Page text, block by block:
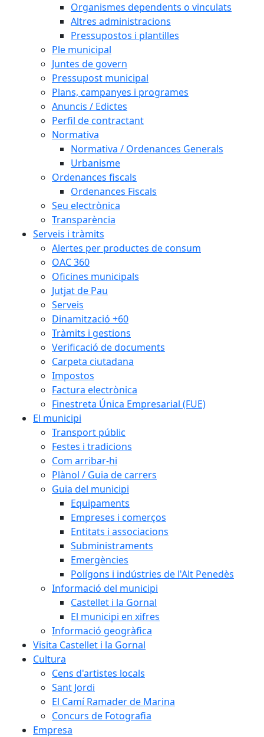
Organismes dependents o vinculats
Altres administracions
Pressupostos i plantilles
Ple municipal
Juntes de govern
Pressupost municipal
Plans, campanyes i programes
Anuncis / Edictes
Perfil de contractant
Normativa
Normativa / Ordenances Generals
Urbanisme
Ordenances fiscals
Ordenances Fiscals
Seu electrònica
Transparència
Serveis i tràmits
Alertes per productes de consum
OAC 360
Oficines municipals
Jutjat de Pau
Serveis
Dinamització +60
Tràmits i gestions
Verificació de documents
Carpeta ciutadana
Impostos
Factura electrònica
Finestreta Única Empresarial (FUE)
El municipi
Transport públic
Festes i tradicions
Com arribar-hi
Plànol / Guia de carrers
Guia del municipi
Equipaments
Empreses i comerços
Entitats i associacions
Subministraments
Emergències
Polígons i indústries de l'Alt Penedès
Informació del municipi
Castellet i la Gornal
El municipi en xifres
Informació geogràfica
Visita Castellet i la Gornal
Cultura
Cens d'artistes locals
Sant Jordi
El Camí Ramader de Marina
Concurs de Fotografia
Empresa